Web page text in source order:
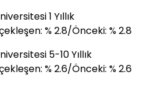
1 Yıllık
% 2.8/Önceki: % 2.8
5-10 Yıllık
% 2.6/Önceki: % 2.6